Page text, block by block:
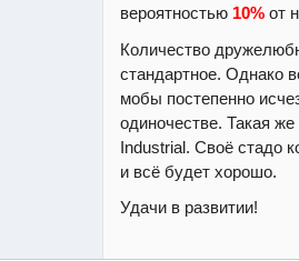
вероятностью 10% от
Количество
стандартное. Однако
мобы постепенно
одиночестве. Такая
Industrial. Своё стадо
и всё будет хорошо.
Удачи в развитии!